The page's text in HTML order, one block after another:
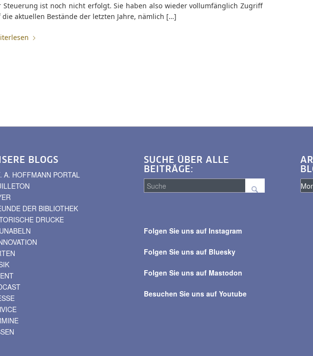
Steuerung ist noch nicht erfolgt. Sie haben also wieder vollumfänglich Zugriff
die aktuellen Bestände der letzten Jahre, nämlich […]
BLOGS
A. HOFFMANN PORTAL
DER BIBLIOTHEK
DRUCKE
SUCHE ÜBER ALLE
BEITRÄGE:
alle
Folgen Sie uns auf Instagram
Folgen Sie uns auf Bluesky
Folgen Sie uns auf Mastodon
Besuchen Sie uns auf Youtube